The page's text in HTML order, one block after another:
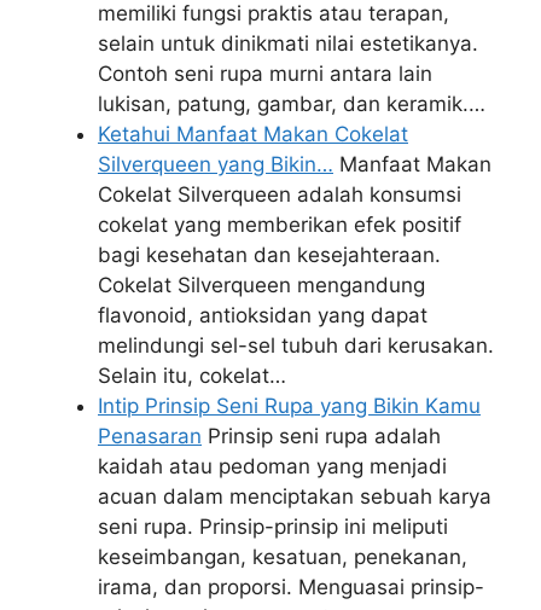
memiliki fungsi praktis atau terapan,
selain untuk dinikmati nilai estetikanya.
Contoh seni rupa murni antara lain
lukisan, patung, gambar, dan keramik.…
Ketahui Manfaat Makan Cokelat
Silverqueen yang Bikin… Manfaat Makan
Cokelat Silverqueen adalah konsumsi
cokelat yang memberikan efek positif
bagi kesehatan dan kesejahteraan.
Cokelat Silverqueen mengandung
flavonoid, antioksidan yang dapat
melindungi sel-sel tubuh dari kerusakan.
Selain itu, cokelat…
Intip Prinsip Seni Rupa yang Bikin Kamu
Penasaran Prinsip seni rupa adalah
kaidah atau pedoman yang menjadi
acuan dalam menciptakan sebuah karya
seni rupa. Prinsip-prinsip ini meliputi
keseimbangan, kesatuan, penekanan,
irama, dan proporsi. Menguasai prinsip-